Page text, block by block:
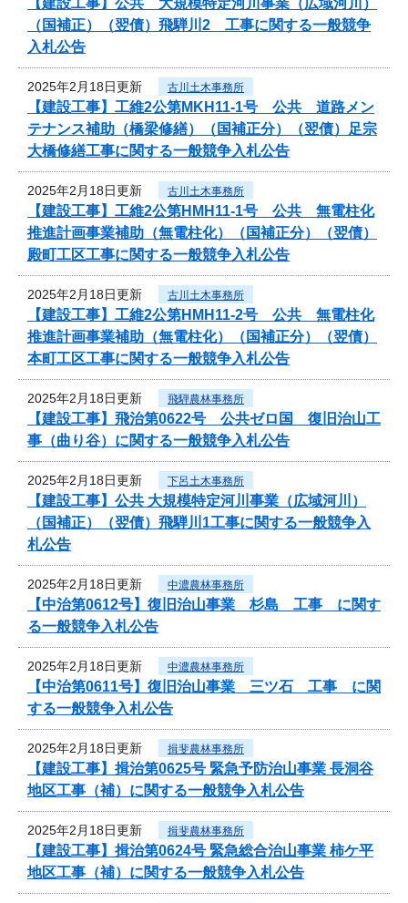
（国補正）（翌債）飛騨川2 工事に関する一般競争
入札公告
2025年2月18日更新 古川土木事務所
【建設工事】工維2公第MKH11-1号 公共 道路メン
テナンス補助（橋梁修繕）（国補正分）（翌債）足宗
大橋修繕工事に関する一般競争入札公告
2025年2月18日更新 古川土木事務所
【建設工事】工維2公第HMH11-1号 公共 無電柱化
推進計画事業補助（無電柱化）（国補正分）（翌債）
殿町工区工事に関する一般競争入札公告
2025年2月18日更新 古川土木事務所
【建設工事】工維2公第HMH11-2号 公共 無電柱化
推進計画事業補助（無電柱化）（国補正分）（翌債）
本町工区工事に関する一般競争入札公告
2025年2月18日更新 飛騨農林事務所
【建設工事】飛治第0622号 公共ゼロ国 復旧治山工
事（曲り谷）に関する一般競争入札公告
2025年2月18日更新 下呂土木事務所
【建設工事】公共 大規模特定河川事業（広域河川）
（国補正）（翌債）飛騨川1工事に関する一般競争入
札公告
2025年2月18日更新 中濃農林事務所
【中治第0612号】復旧治山事業 杉島 工事 に関す
る一般競争入札公告
2025年2月18日更新 中濃農林事務所
【中治第0611号】復旧治山事業 三ツ石 工事 に関
する一般競争入札公告
2025年2月18日更新 揖斐農林事務所
【建設工事】揖治第0625号 緊急予防治山事業 長洞谷
地区工事（補）に関する一般競争入札公告
2025年2月18日更新 揖斐農林事務所
【建設工事】揖治第0624号 緊急総合治山事業 柿ケ平
地区工事（補）に関する一般競争入札公告